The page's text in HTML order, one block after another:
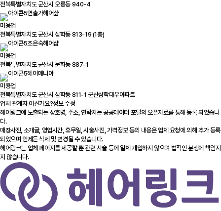
전북특별자치도 군산시 오룡동 940-4
연출가헤어샾
미용업
전북특별자치도 군산시 삼학동 813-19 (1층)
조은숙헤어샵
미용업
전북특별자치도 군산시 문화동 887-1
헤어메니아
미용업
전북특별자치도 군산시 삼학동 811-1 군산삼학대우아파트
업체 관계자 이신가요?정보 수정
헤어링크에 노출되는 상호명, 주소, 연락처는 공공데이터 포털의 오픈자료를 통해 등록 되었습니
다.
매장사진, 소개글, 영업시간, 휴무일, 시술사진, 가격정보 등의 내용은 업체 요청에 의해 추가 등록
되었으며 언제든 삭제 및 변경될 수 있습니다.
헤어링크는 업체 페이지를 제공할 뿐 관련 시술 등에 일체 개입하지 않으며 법적인 분쟁에 책임지
지 않습니다.